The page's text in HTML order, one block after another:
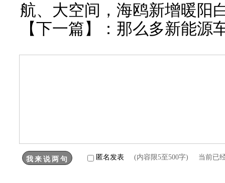
航、大空间，海鸥新增暖阳
【下一篇】： 那么多新能源
匿名发表 (内容限5至500字) 当前已